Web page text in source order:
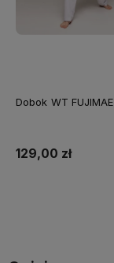
Dobok WT FUJIMAE
129,00 zł